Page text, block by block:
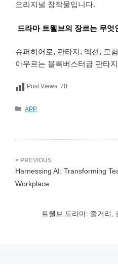
오리지널 창작물입니다.
드라마 트웰브의 장르는 무엇
슈퍼히어로, 판타지, 액션, 모
아우르는 블록버스터급 판타
Post Views: 70
카
APP
Harnessing AI: Transforming
Workplace
트웰브 드라마: 줄거리,